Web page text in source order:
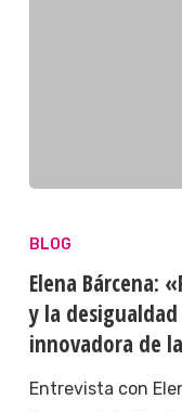
BLOG
Elena Bárcena:
y la
innovadora de
Entrevista con